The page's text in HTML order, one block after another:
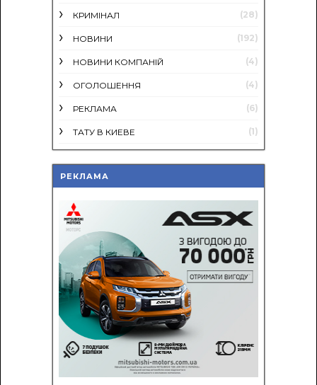
КРИМІНАЛ (28)
НОВИНИ (192)
НОВИНИ КОМПАНІЙ (4)
ОГОЛОШЕННЯ (4)
РЕКЛАМА (6)
ТАТУ В КИЕВЕ (1)
РЕКЛАМА